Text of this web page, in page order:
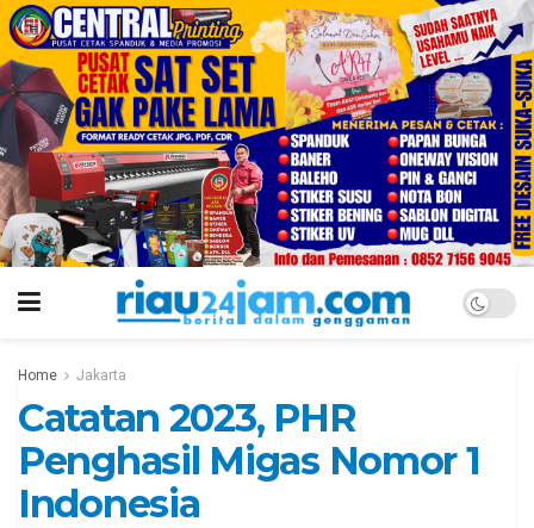
Home Jakarta
Catatan 2023, PHR
Penghasil Migas Nomor 1
Indonesia